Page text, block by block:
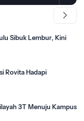
Sibuk Lembur, Kini
Rovita Hadapi
3T Menuju Kampus